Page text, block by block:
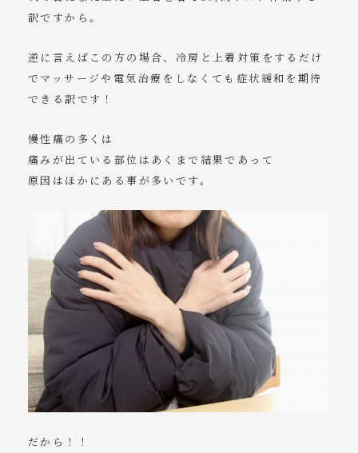
訳ですから。
逆に言えばこの方の場合、冷房と上着対策をするだけ
でマッサージや電気治療をしなくても症状緩和を期待
できる訳です！
慢性痛の多くは
痛みが出ている部位はあくまで結果であって
原因はほかにある事が多いです。
だから！！